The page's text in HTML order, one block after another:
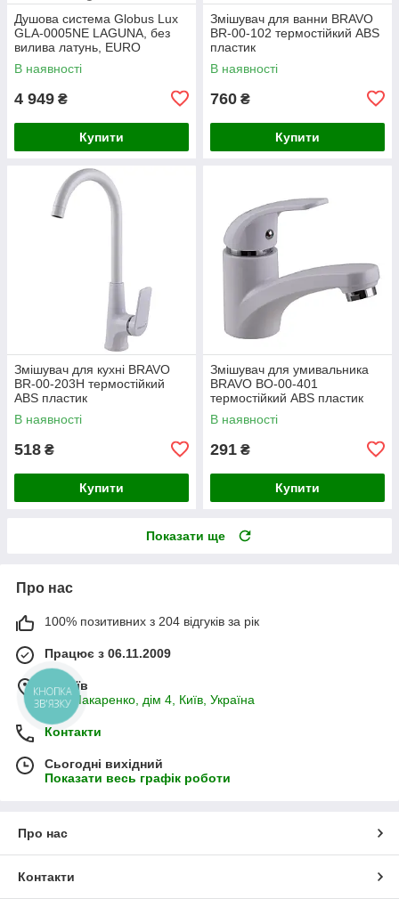
Душова система Globus Lux
GLA-0005NE LAGUNA, без
вилива латунь, EURO
В наявності
4 949 ₴
Купити
Змішувач для ванни BRAVO
BR-00-102 термостійкий ABS
пластик
В наявності
760 ₴
Купити
Змішувач для кухні BRAVO
BR-00-203H термостійкий
ABS пластик
В наявності
518 ₴
Купити
Змішувач для умивальника
BRAVO BO-00-401
термостійкий ABS пластик
В наявності
291 ₴
Купити
Показати ще
Про нас
100% позитивних з 204 відгуків за рік
Працює з 06.11.2009
м. Київ
вул. Макаренко, дім 4, Київ, Україна
Контакти
Сьогодні вихідний
Показати весь графік роботи
Про нас
Контакти
КНОПКА
ЗВ'ЯЗКУ